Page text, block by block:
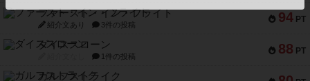
94 PT
ファースト・イン・フライト
紹介文あり 3件の投稿
88 PT
ダイススローン
1件の投稿
ガルフストライク